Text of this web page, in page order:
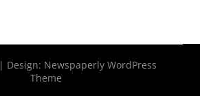
| Design: Newspaperly WordPress
Theme